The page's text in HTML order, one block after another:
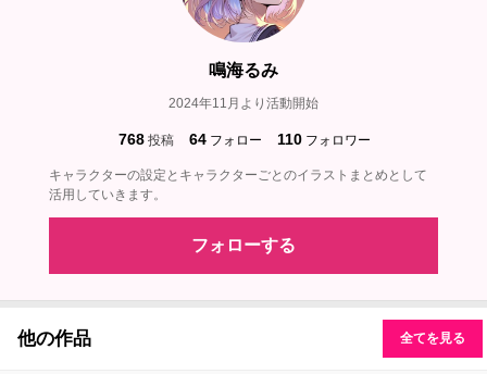
鳴海るみ
2024年11月より活動開始
768 投稿 64 フォロー 110 フォロワー
キャラクターの設定とキャラクターごとのイラストまとめとして
活用していきます。
フォローする
他の作品 全てを見る